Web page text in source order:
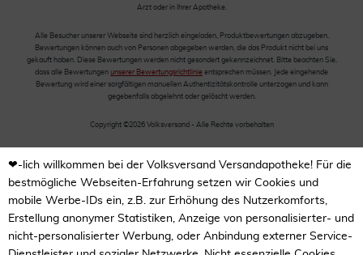
Arzt oder in Ihrer Apotheke.
Alle Besucher unserer Webseite sind herzlich eingeladen, Produktbewertungen abzugeben.
Bewertungen können auch von Personen abgegeben werden, die das Produkt nicht bei uns
gekauft haben. Diese Bewertungen werden nicht gesondert gekennzeichnet. Bitte beachten Sie,
dass alle Bewertungen unserer Bewertungsrichtlinie entsprechen müssen. Jede eingehende
Bewertung wird einer sorgfältigen manuellen Authentizitätskontrolle unterzogen und kann
gegebenfalls abgelehnt oder gelöscht werden.
Copyright ©2026 Volksversand - Alle Rechte vorbehalten
❤-lich willkommen bei der Volksversand Versandapotheke! Für die
bestmögliche Webseiten-Erfahrung setzen wir Cookies und
mobile Werbe-IDs ein, z.B. zur Erhöhung des Nutzerkomforts,
Erstellung anonymer Statistiken, Anzeige von personalisierter- und
nicht-personalisierter Werbung, oder Anbindung externer Service-